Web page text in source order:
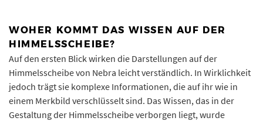
WOHER KOMMT DAS WISSEN AUF DER
HIMMELSSCHEIBE?
Auf den ersten Blick wirken die Darstellungen auf der
Himmelsscheibe von Nebra leicht verständlich. In Wirklichkeit
jedoch trägt sie komplexe Informationen, die auf ihr wie in
einem Merkbild verschlüsselt sind. Das Wissen, das in der
Gestaltung der Himmelsscheibe verborgen liegt, wurde